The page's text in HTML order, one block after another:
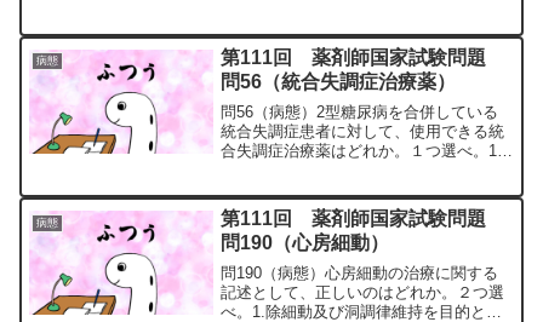
更年期障害加味逍遙散問193の解説1.
「〇」設問...
病態
第111回 薬剤師国家試験問題
問56（統合失調症治療薬）
問56（病態）2型糖尿病を合併している
統合失調症患者に対して、使用できる統
合失調症治療薬はどれか。１つ選べ。1.
酸塩5.ルラシドン塩酸塩問56の解説1.
「×」セル...
病態
第111回 薬剤師国家試験問題
問190（心房細動）
問190（病態）心房細動の治療に関する
記述として、正しいのはどれか。２つ選
べ。1.除細動及び洞調律維持を目的とし